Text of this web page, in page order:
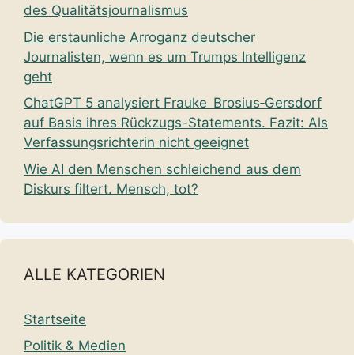
des Qualitätsjournalismus
Die erstaunliche Arroganz deutscher
Journalisten, wenn es um Trumps Intelligenz
geht
ChatGPT 5 analysiert Frauke Brosius‑Gersdorf
auf Basis ihres Rückzugs-Statements. Fazit: Als
Verfassungsrichterin nicht geeignet
Wie AI den Menschen schleichend aus dem
Diskurs filtert. Mensch, tot?
ALLE KATEGORIEN
Startseite
Politik & Medien